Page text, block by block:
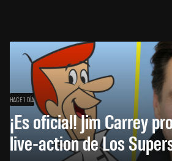
HACE 1 DÍA
¡Es oficial! Jim Carrey
live-action de Los